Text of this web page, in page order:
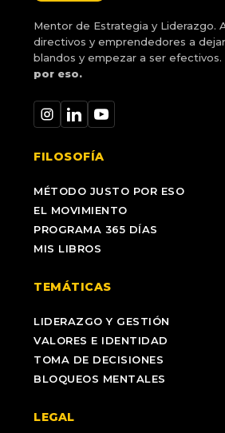
Mentor de Estrategia y Liderazgo.
directivos y emprendedores a
blandos y empezar a ser efectivos.
por eso.
FILOSOFÍA
MÉTODO JUSTO POR ESO
EL MOVIMIENTO
PROGRAMA 365 DÍAS
MIS LIBROS
TEMÁTICAS
LIDERAZGO Y GESTIÓN
VALORES E IDENTIDAD
TOMA DE DECISIONES
BLOQUEOS MENTALES
LEGAL